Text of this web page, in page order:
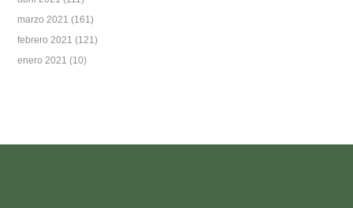
marzo 2021 (161)
febrero 2021 (121)
enero 2021 (10)